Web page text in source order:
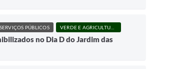
SERVIÇOS PÚBLICOS
no Dia D do Jardim das